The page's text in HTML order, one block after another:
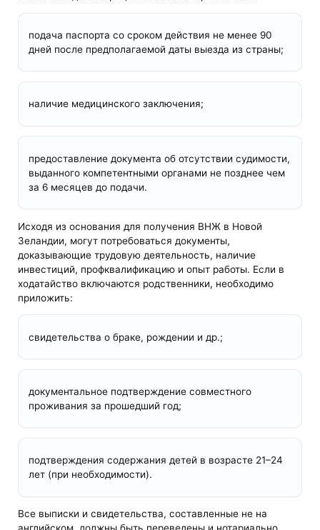
подача паспорта со сроком действия не менее 90
дней после предполагаемой даты выезда из страны;
наличие медицинского заключения;
предоставление документа об отсутствии судимости,
выданного компетентными органами не позднее чем
за 6 месяцев до подачи.
Исходя из основания для получения ВНЖ в Новой
Зеландии, могут потребоваться документы,
доказывающие трудовую деятельность, наличие
инвестиций, профквалификацию и опыт работы. Если в
ходатайство включаются родственники, необходимо
приложить:
свидетельства о браке, рождении и др.;
документальное подтверждение совместного
проживания за прошедший год;
подтверждения содержания детей в возрасте 21–24
лет (при необходимости).
Все выписки и свидетельства, составленные не на